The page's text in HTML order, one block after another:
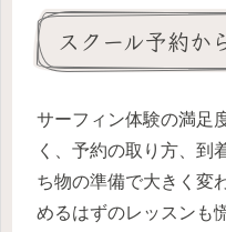
スクール予約か
サーフィン体験の満足
く、予約の取り方、到
ち物の準備で大きく変
めるはずのレッスンも